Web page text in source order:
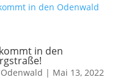
in den
| Mai 13, 2022